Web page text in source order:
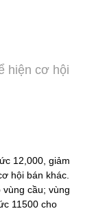
hiện cơ hội
12,000, giảm
hội bán khác.
vùng cầu; vùng
11500 cho